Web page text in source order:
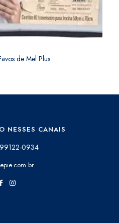
de Mel Plus
NESSES CANAIS
0934